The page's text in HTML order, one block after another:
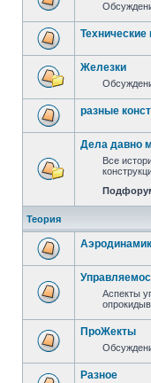
Железки
разные
Дела давно
Все
Теория
Аспекты
ПроЖекты
Разное